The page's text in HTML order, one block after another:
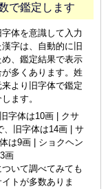
で鑑定します
体を意識して入力
字は、自動的に旧
、鑑定結果で表示
多くあります。姓
より旧字体で鑑定
ます。
字体は10画 | クサ
旧字体は14画 | サ
は9画 | ショクヘン
画
いて調べてみても
トが多数ありま